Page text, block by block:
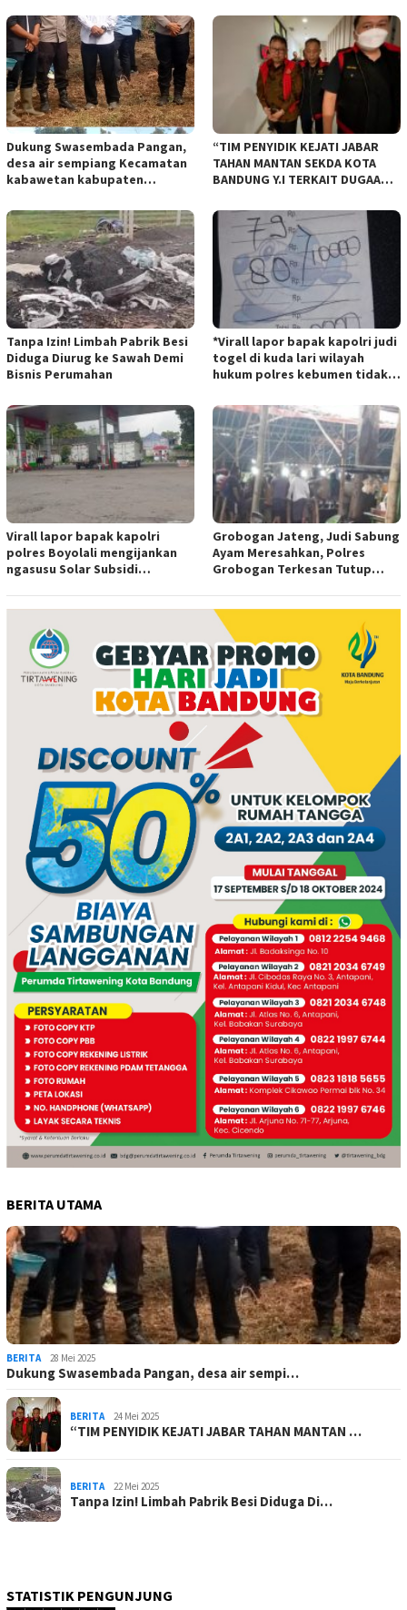
Dukung Swasembada Pangan,
desa air sempiang Kecamatan
kabawetan kabupaten
28 mei 2025
“TIM PENYIDIK KEJATI JABAR
TAHAN MANTAN SEKDA KOTA
BANDUNG Y.I TERKAIT DUGAAN
BANDUNG”.
Tanpa Izin! Limbah Pabrik Besi
Diduga Diurug ke Sawah Demi
Bisnis Perumahan
*Virall lapor bapak kapolri judi
togel di kuda lari wilayah
hukum polres kebumen tidak
Virall lapor bapak kapolri
polres Boyolali mengijankan
ngasusu Solar Subsidi
Grobogan Jateng, Judi Sabung
Ayam Meresahkan, Polres
Grobogan Terkesan Tutup
BERITA UTAMA
BERITA 28 Mei 2025
Dukung Swasembada Pangan, desa air sempi…
BERITA 24 Mei 2025
“TIM PENYIDIK KEJATI JABAR TAHAN MANTAN …
BERITA 22 Mei 2025
Tanpa Izin! Limbah Pabrik Besi Diduga Di…
STATISTIK PENGUNJUNG